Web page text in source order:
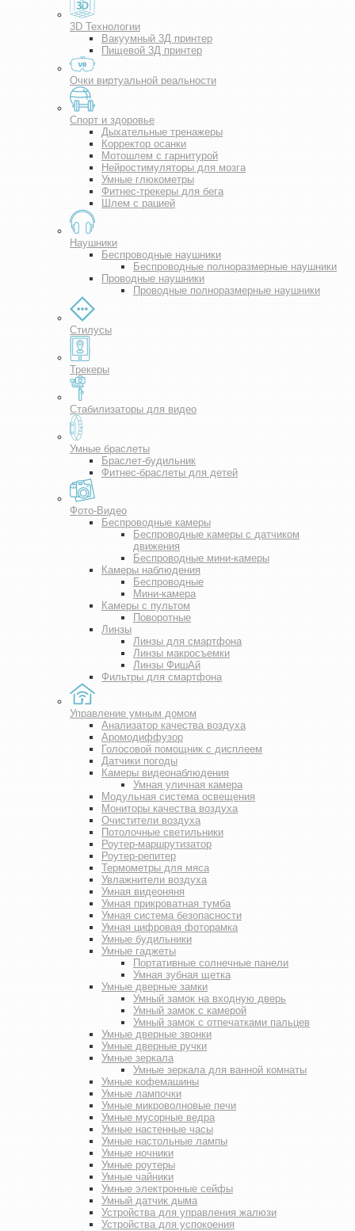
3D Технологии
Вакуумный 3Д принтер
Пищевой 3Д принтер
Очки виртуальной реальности
Спорт и здоровье
Дыхательные тренажеры
Корректор осанки
Мотошлем с гарнитурой
Нейростимуляторы для мозга
Умные глюкометры
Фитнес-трекеры для бега
Шлем с рацией
Наушники
Беспроводные наушники
Беспроводные полноразмерные наушники
Проводные наушники
Проводные полноразмерные наушники
Стилусы
Трекеры
Стабилизаторы для видео
Умные браслеты
Браслет-будильник
Фитнес-браслеты для детей
Фото-Видео
Беспроводные камеры
Беспроводные камеры с датчиком
движения
Беспроводные мини-камеры
Камеры наблюдения
Беспроводные
Мини-камера
Камеры с пультом
Поворотные
Линзы
Линзы для смартфона
Линзы макросъемки
Линзы ФишАй
Фильтры для смартфона
Управление умным домом
Анализатор качества воздуха
Аромодиффузор
Голосовой помощник с дисплеем
Датчики погоды
Камеры видеонаблюдения
Умная уличная камера
Модульная система освещения
Мониторы качества воздуха
Очистители воздуха
Потолочные светильники
Роутер-маршрутизатор
Роутер-репитер
Термометры для мяса
Увлажнители воздуха
Умная видеоняня
Умная прикроватная тумба
Умная система безопасности
Умная цифровая фоторамка
Умные будильники
Умные гаджеты
Портативные солнечные панели
Умная зубная щетка
Умные дверные замки
Умный замок на входную дверь
Умный замок с камерой
Умный замок с отпечатками пальцев
Умные дверные звонки
Умные дверные ручки
Умные зеркала
Умные зеркала для ванной комнаты
Умные кофемашины
Умные лампочки
Умные микроволновые печи
Умные мусорные ведра
Умные настенные часы
Умные настольные лампы
Умные ночники
Умные роутеры
Умные чайники
Умные электронные сейфы
Умный датчик дыма
Устройства для управления жалюзи
Устройства для успокоения